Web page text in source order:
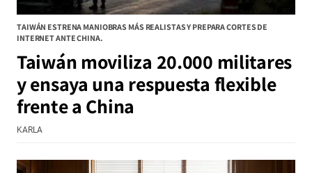
TAIWÁN ESTRENA MANIOBRAS MÁS REALISTAS Y PREPARA CORTES DE
INTERNET ANTE CHINA.
Taiwán moviliza 20.000 militares
y ensaya una respuesta flexible
frente a China
KARLA